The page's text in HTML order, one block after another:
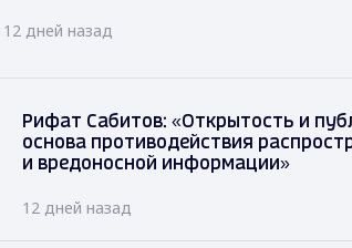
12 дней назад
Рифат Сабитов: «Открытость и
основа противодействия
и вредоносной информации»
12 дней назад